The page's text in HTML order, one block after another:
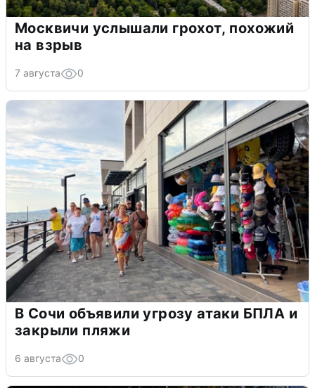
Москвичи услышали грохот, похожий
на взрыв
7 августа 0
В Сочи объявили угрозу атаки БПЛА и
закрыли пляжи
6 августа 0